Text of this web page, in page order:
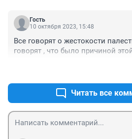
Гость
10 октября 2023, 15:48
Все говорят о жестокости
говорят , что было причиной
Читать все